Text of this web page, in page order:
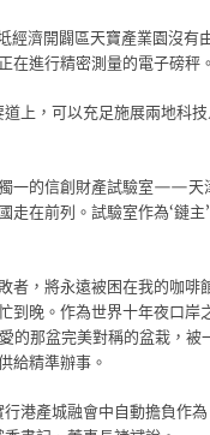
經濟開闢區天寶產業園沒
在進行精密測量的電子磅秤
道上，可以充足施展兩地科
一的信創財產試驗室——天
走在前列。試驗室作為‘鏈
敗者，將永遠被困在我的咖
到晚。作為世界十年夜口
的那盆完美對稱的盆栽，
給精準辦事。
行港產城融會中自動擔負作